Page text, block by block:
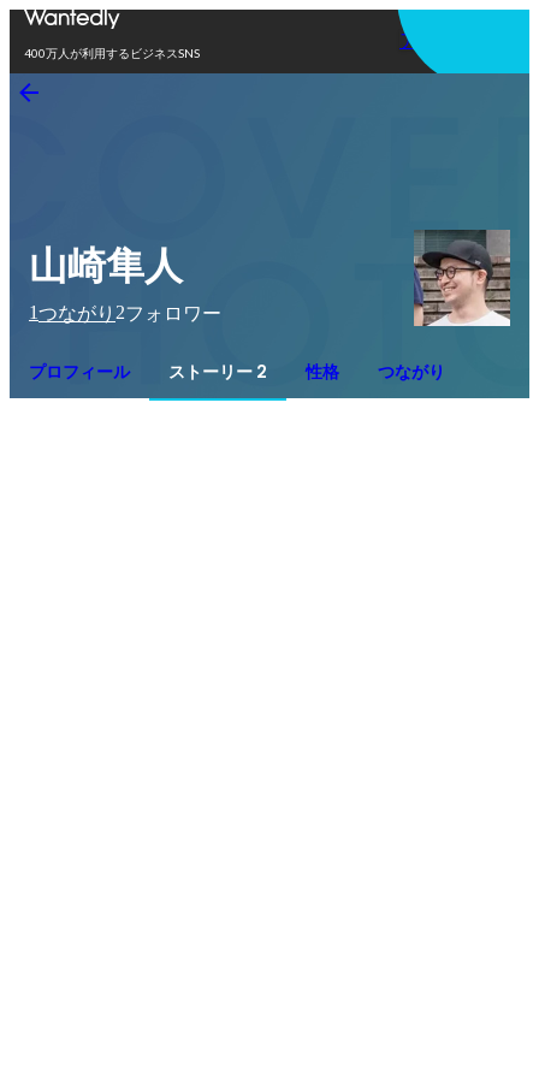
400万人が利用するビジネスSNS
アプリを使う
山崎隼人
1つながり 2フォロワー
プロフィール ストーリー 2 性格 つながり